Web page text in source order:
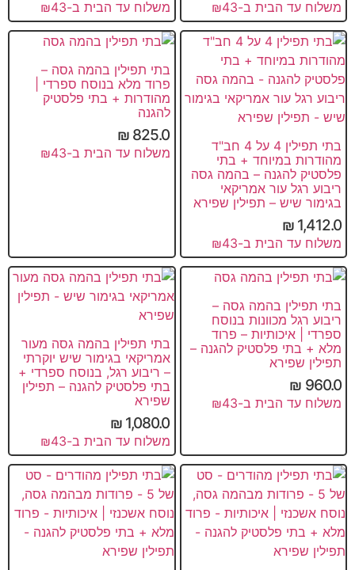
משלוח עד הבית ב-₪43 משלוח עד הבית ב-₪43
בתי תפילין 4 על 4 חב"ד
מהודרות במיוחד + בתי
פלסטיק להגנה – בהמה גסה
ריבוע רגל עור אמריקאי
בגימור שיש – תפילין שפירא
1,412.0
₪
משלוח עד הבית ב-₪43
בתי תפילין בהמה גסה –
פרוד מלא בנוסח ספרדי |
מהודרות + בתי פלסטיק
להגנה
825.0
₪
משלוח עד הבית ב-₪43
בתי תפילין בהמה גסה –
ריבוע רגל מכוונות בנוסח
ספרדי | איכותיות – פרוד
מלא + בתי פלסטיק להגנה –
תפילין שפירא
960.0
₪
משלוח עד הבית ב-₪43
בתי תפילין בהמה גסה מעור
אמריקאי בגימור שיש יוקרתי
– ריבוע רגל, בנוסח ספרדי +
בתי פלסטיק להגנה – תפילין
שפירא
1,080.0
₪
משלוח עד הבית ב-₪43